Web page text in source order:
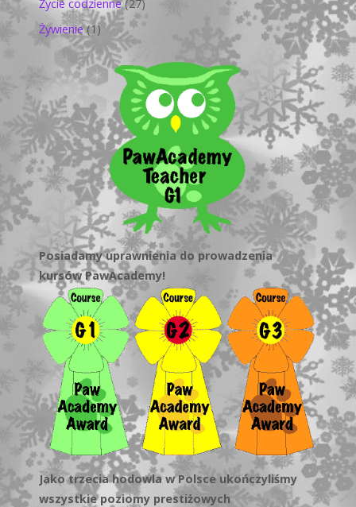
Życie codzienne(27)
Żywienie(1)
Posiadamy uprawnienia do prowadzenia
kursów PawAcademy!
Jako trzecia hodowla w Polsce ukończyliśmy
wszystkie poziomy prestiżowych